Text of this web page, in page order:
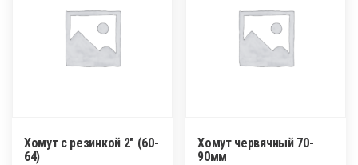
Хомут с резинкой 2″ (60-
64)
Хомут червячный 70-
90мм